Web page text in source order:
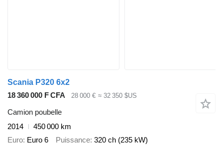
Scania P320 6x2
18 360 000 F CFA
28 000 € ≈ 32 350 $US
Camion poubelle
2014
450 000 km
Euro Euro 6 Puissance 320 ch (235 kW)